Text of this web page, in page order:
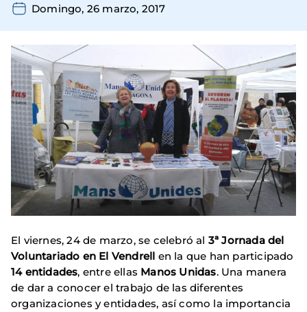
Domingo, 26 marzo, 2017
El viernes, 24 de marzo, se celebró al 3ª Jornada del
Voluntariado en El Vendrell en la que han participado
14 entidades, entre ellas Manos Unidas. Una manera
de dar a conocer el trabajo de las diferentes
organizaciones y entidades, así como la importancia